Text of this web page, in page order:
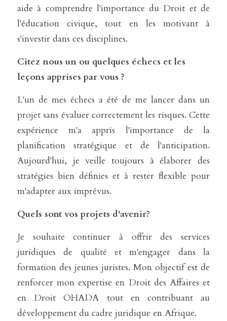
aide à comprendre l'importance du Droit et de
l'éducation civique, tout en les motivant à
s'investir dans ces disciplines.
Citez nous un ou quelques échecs et les
leçons apprises par vous ?
L'un de mes échecs a été de me lancer dans un
projet sans évaluer correctement les risques. Cette
expérience m'a appris l'importance de la
planification stratégique et de l'anticipation.
Aujourd'hui, je veille toujours à élaborer des
stratégies bien définies et à rester flexible pour
m'adapter aux imprévus.
Quels sont vos projets d'avenir?
Je souhaite continuer à offrir des services
juridiques de qualité et m'engager dans la
formation des jeunes juristes. Mon objectif est de
renforcer mon expertise en Droit des Affaires et
en Droit OHADA tout en contribuant au
développement du cadre juridique en Afrique.